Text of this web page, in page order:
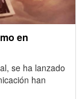
en
se ha lanzado
han